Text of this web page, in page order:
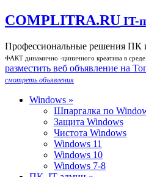
COMPLITRA.RU IT-
Профессиональные решения ПК
ФАКТ динамично -циничного креатива в среде
разместить веб объявление на
смотреть объявления
Windows »
Шпаргалка по
Защита Windows
Чистота Windows
Windows 11
Windows 10
Windows 7-8